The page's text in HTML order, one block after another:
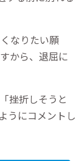
なりたい願
から、退屈に
挫折しそうと
うにコメントし